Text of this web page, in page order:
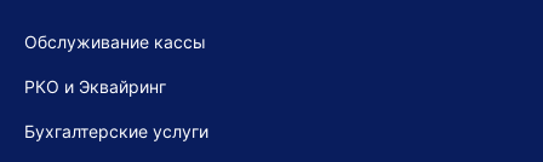
Обслуживание кассы
РКО и Эквайринг
Бухгалтерские услуги